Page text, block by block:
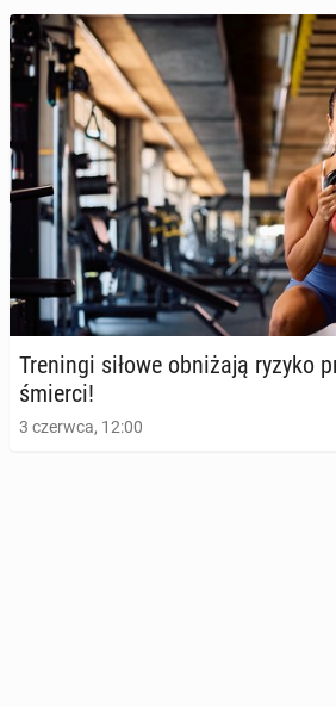
Ćwi­cze­nia fi­zycz­ne po­pra­wia­ją
12 marca 2025, 09:00
Tre­nin­gi siłowe ob­ni­ża­ją ryzyko
śmierci!
3 czerwca, 12:00